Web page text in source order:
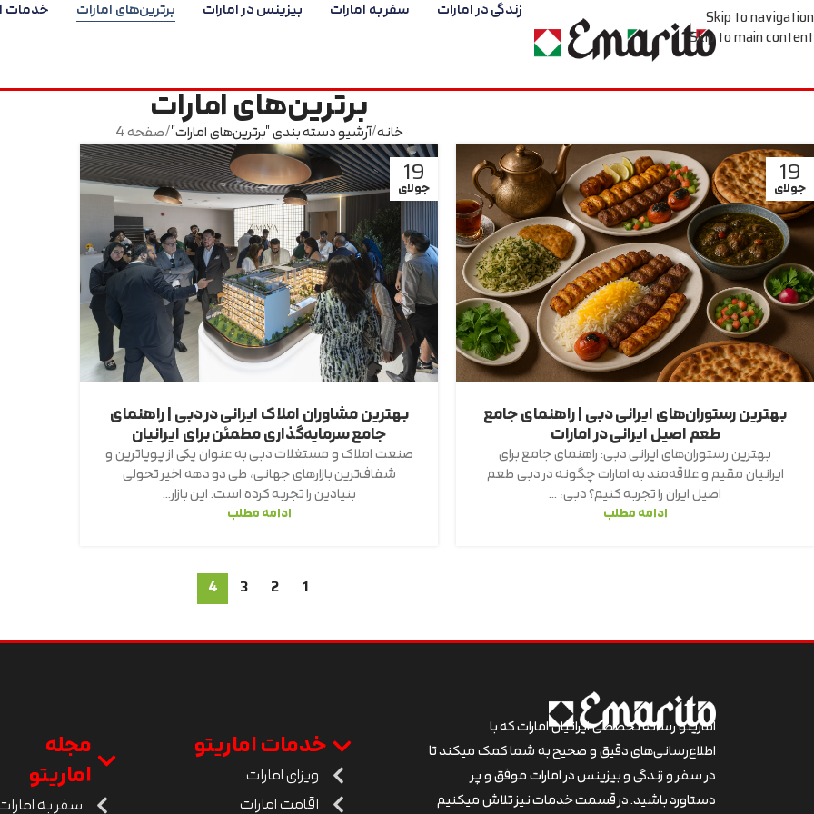
Skip to navigation
Skip to main content
زندگی در امارات سفر به امارات بیزینس در امارات برترین‌های امارات خدمات
برترین‌های امارات
خانه آرشیو دسته بندی "برترین‌های امارات" صفحه 4
19
جولای
بهترین رستوران‌های ایرانی دبی | راهنمای جامع
طعم اصیل ایرانی در امارات
بهترین رستوران‌های ایرانی دبی: راهنمای جامع برای
ایرانیان مقیم و علاقه‌مند به امارات چگونه در دبی طعم
اصیل ایران را تجربه کنیم؟ دبی، ...
ادامه مطلب
19
جولای
بهترین مشاوران املاک ایرانی در دبی | راهنمای
جامع سرمایه‌گذاری مطمئن برای ایرانیان
صنعت املاک و مستغلات دبی به عنوان یکی از پویاترین و
شفاف‌ترین بازارهای جهانی، طی دو دهه اخیر تحولی
بنیادین را تجربه کرده است. این بازار...
ادامه مطلب
1
2
3
4
اماریتو رسانه تخصصی ایرانیان امارات که با
اطلاع‌رسانی‌های دقیق و صحیح به شما کمک میکند تا
در سفر و زندگی و بیزینس در امارات موفق و پر
دستاورد باشید. در قسمت خدمات نیز تلاش میکنیم
خدمات اماریتو
ویزای امارات
اقامت امارات
مجله
اماریتو
سفر به